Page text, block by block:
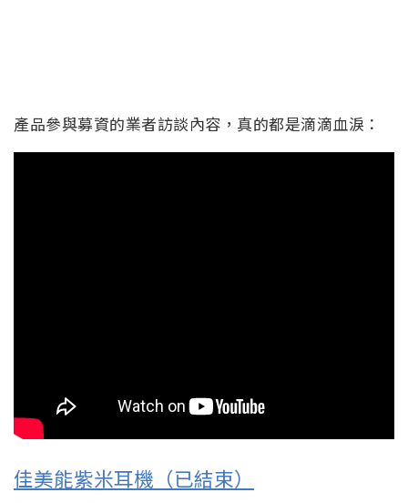
產品參與募資的業者訪談內容，真的都是滴滴血淚：
佳美能紫米耳機（已結束）